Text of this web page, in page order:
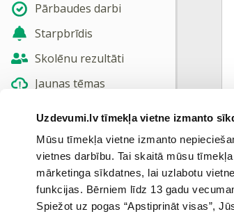
Uzdevumi.lv tīmekļa vietne izmanto
Mūsu tīmekļa vietne izmanto
vietnes darbību. Tai skaitā mūsu
mārketinga sīkdatnes, lai uzlabotu
funkcijas. Bērniem līdz 13 gadu
Spiežot uz pogas “Apstiprināt visas”,
Pārbaudes darbi
Starpbrīdis
Skolēnu rezultāti
Jaunas tēmas
Nosūtīt atsauksmi
Skatīt vairāk